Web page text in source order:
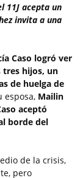
11J acepta un
invita a una
Caso logró ver
tres hijos, un
de huelga de
esposa, Mailin
aceptó
borde del
de la crisis,
pero